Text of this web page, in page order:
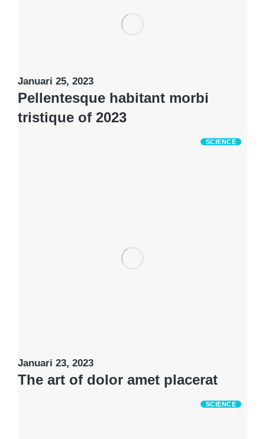
Januari 25, 2023
Pellentesque habitant morbi
tristique of 2023
SCIENCE
Januari 23, 2023
The art of dolor amet placerat
SCIENCE